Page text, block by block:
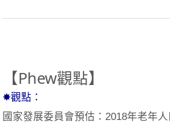
【Phew觀點】
✸觀點：
國家發展委員會預估：2018年老年